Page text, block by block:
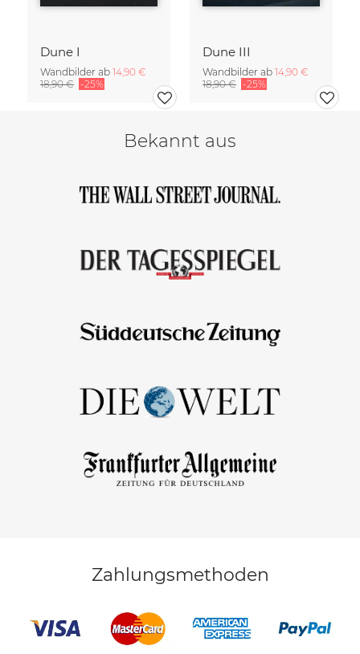
Dune I
Wandbilder ab 14,90 €
18,90 € -25%
Dune III
Wandbilder ab 14,90 €
18,90 € -25%
Bekannt aus
Zahlungsmethoden